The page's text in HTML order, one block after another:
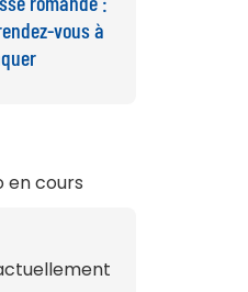
vous à
en cours